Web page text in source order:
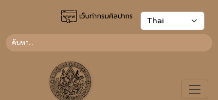
เว็บท่ากรมศิลปากร